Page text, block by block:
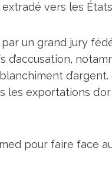
extradé vers les
un grand jury
exportations
pour faire face